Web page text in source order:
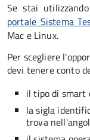
Se stai
portale Sistema
Mac e Linux.
Per scegliere
devi tenere conto
il tipo di smart
la sigla
trova